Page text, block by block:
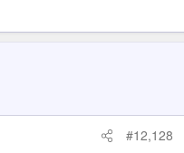
#12,128